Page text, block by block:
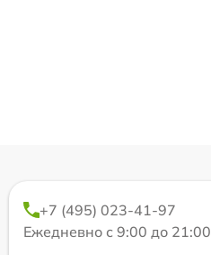
+7 (495) 023-41-97
Ежедневно с 9:00 до 21:00